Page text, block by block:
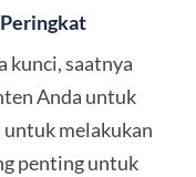
kunci, saatnya
Anda untuk
untuk melakukan
penting untuk